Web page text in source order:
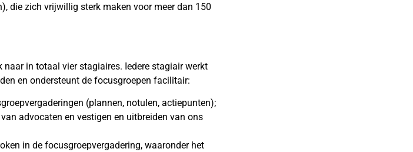
die zich vrijwillig sterk maken voor meer dan 150
in totaal vier stagiaires. Iedere stagiair werkt
en ondersteunt de focusgroepen facilitair:
(plannen, notulen, actiepunten);
advocaten en vestigen en uitbreiden van ons
in de focusgroepvergadering, waaronder het